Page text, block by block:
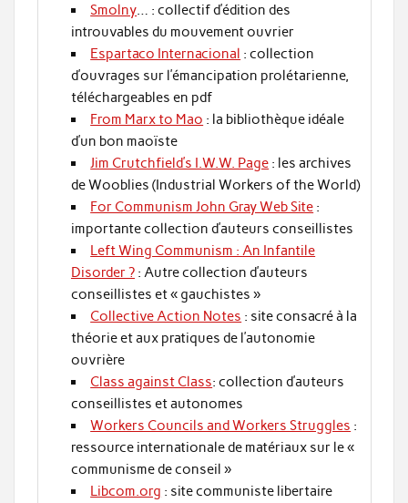
Smolny… : collectif d’édition des
introuvables du mouvement ouvrier
Espartaco Internacional : collection
d’ouvrages sur l’émancipation prolétarienne,
téléchargeables en pdf
From Marx to Mao : la bibliothèque idéale
d’un bon maoïste
Jim Crutchfield’s I.W.W. Page : les archives
de Wooblies (Industrial Workers of the World)
For Communism John Gray Web Site :
importante collection d’auteurs conseillistes
Left Wing Communism : An Infantile
Disorder ?: Autre collection d’auteurs
conseillistes et « gauchistes »
Collective Action Notes : site consacré à la
théorie et aux pratiques de l’autonomie
ouvrière
Class against Class: collection d’auteurs
conseillistes et autonomes
Workers Councils and Workers Struggles :
ressource internationale de matériaux sur le «
communisme de conseil »
Libcom.org : site communiste libertaire